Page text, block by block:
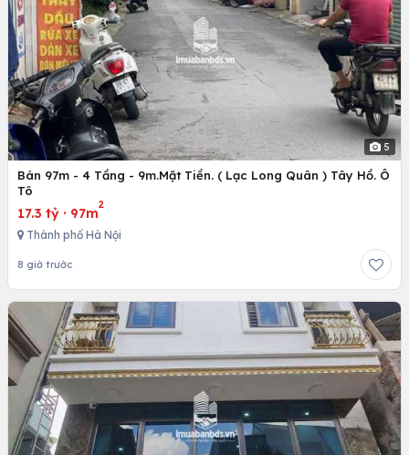
5
Bán 97m - 4 Tầng - 9m.Mặt Tiền. ( Lạc Long Quân ) Tây Hồ. Ô
Tô
17.3 tỷ · 97m
2
Thành phố Hà Nội
8 giờ trước